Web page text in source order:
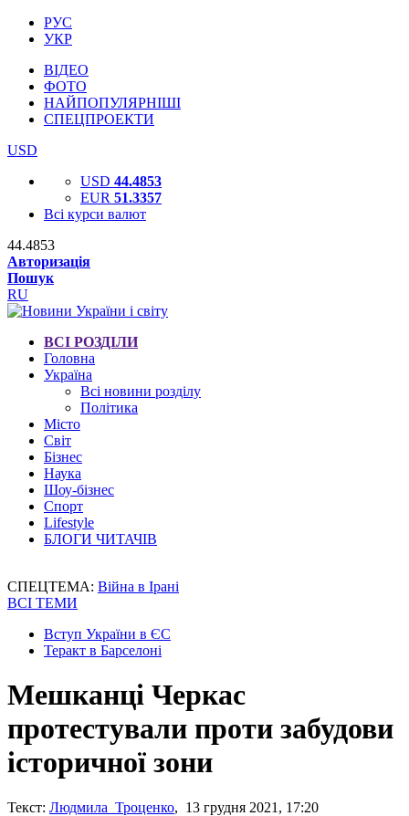
РУС
УКР
ВІДЕО
ФОТО
НАЙПОПУЛЯРНІШІ
СПЕЦПРОЕКТИ
USD
USD 44.4853
EUR 51.3357
Всі курси валют
44.4853
Авторизація
Пошук
RU
ВСІ РОЗДІЛИ
Головна
Україна
Всі новини розділу
Політика
Місто
Світ
Бізнес
Наука
Шоу-бізнес
Спорт
Lifestyle
БЛОГИ ЧИТАЧІВ
СПЕЦТЕМА: Війна в Ірані
ВСІ ТЕМИ
Вступ України в ЄС
Теракт в Барселоні
Мешканці Черкас
протестували проти забудови
історичної зони
Текст: Людмила Троценко, 13 грудня 2021, 17:20